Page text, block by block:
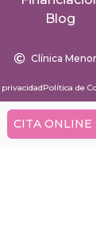
Blog
Clínica
Política de
CITA ONLINE